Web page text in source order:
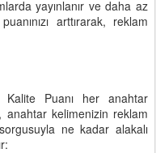
yayınlanır ve daha az
arttırarak, reklam
Kalite Puanı her anahtar
anahtar kelimenizin reklam
ne kadar alakalı